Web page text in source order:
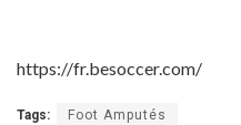
https://fr.besoccer.com/
Tags: Foot Amputés